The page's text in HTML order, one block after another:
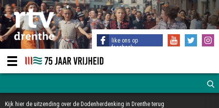
like ons op
facebook
Kijk hier de uitzending over de Dodenherdenking in Drenthe terug